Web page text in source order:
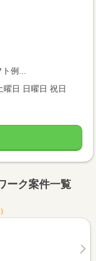
例...
曜日 日曜日 祝日
ーク案件一覧